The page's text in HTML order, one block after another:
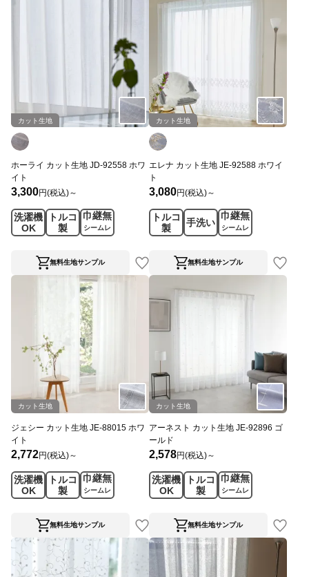
カット生地
ホーライ カット生地 JD-92558 ホワ
イト
3,300円(税込)～
洗濯機
OK
トルコ
製
巾継無
シームレ
ス
無料生地サンプル
カット生地
エレナ カット生地 JE-92588 ホワイ
ト
3,080円(税込)～
トルコ
製
手洗い
巾継無
シームレ
ス
無料生地サンプル
カット生地
ジェシー カット生地 JE-88015 ホワ
イト
2,772円(税込)～
洗濯機
OK
トルコ
製
巾継無
シームレ
ス
無料生地サンプル
カット生地
アーネスト カット生地 JE-92896 ゴ
ールド
2,578円(税込)～
洗濯機
OK
トルコ
製
巾継無
シームレ
ス
無料生地サンプル